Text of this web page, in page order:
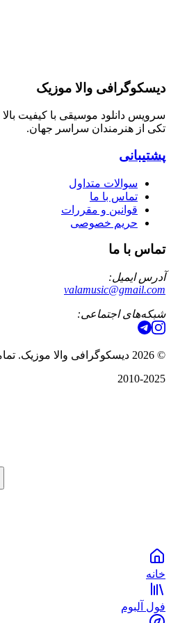
دیسکوگرافی والا موزیک
سرویس دانلود موسیقی با کیفیت
تکی از هنرمندان سراسر جهان.
پشتیبانی
سوالات متداول
تماس با ما
قوانین و مقررات
حریم خصوصی
تماس با ما
آدرس ایمیل:
valamusic@gmail.com
شبکه‌های اجتماعی:
©
2026 دیسکوگرافی والا موزیک.
2010-2025
خانه
فول آلبوم